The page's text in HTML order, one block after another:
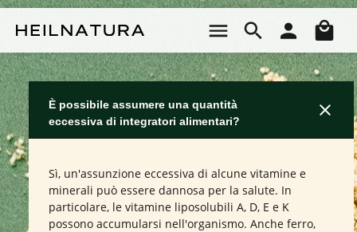
Il
È possibile assumere una quantità
eccessiva di integratori alimentari?
Sì, un'assunzione eccessiva di alcune vitamine e
minerali può essere dannosa per la salute. In
particolare, le vitamine liposolubili A, D, E e K
possono accumularsi nell'organismo. Anche ferro,